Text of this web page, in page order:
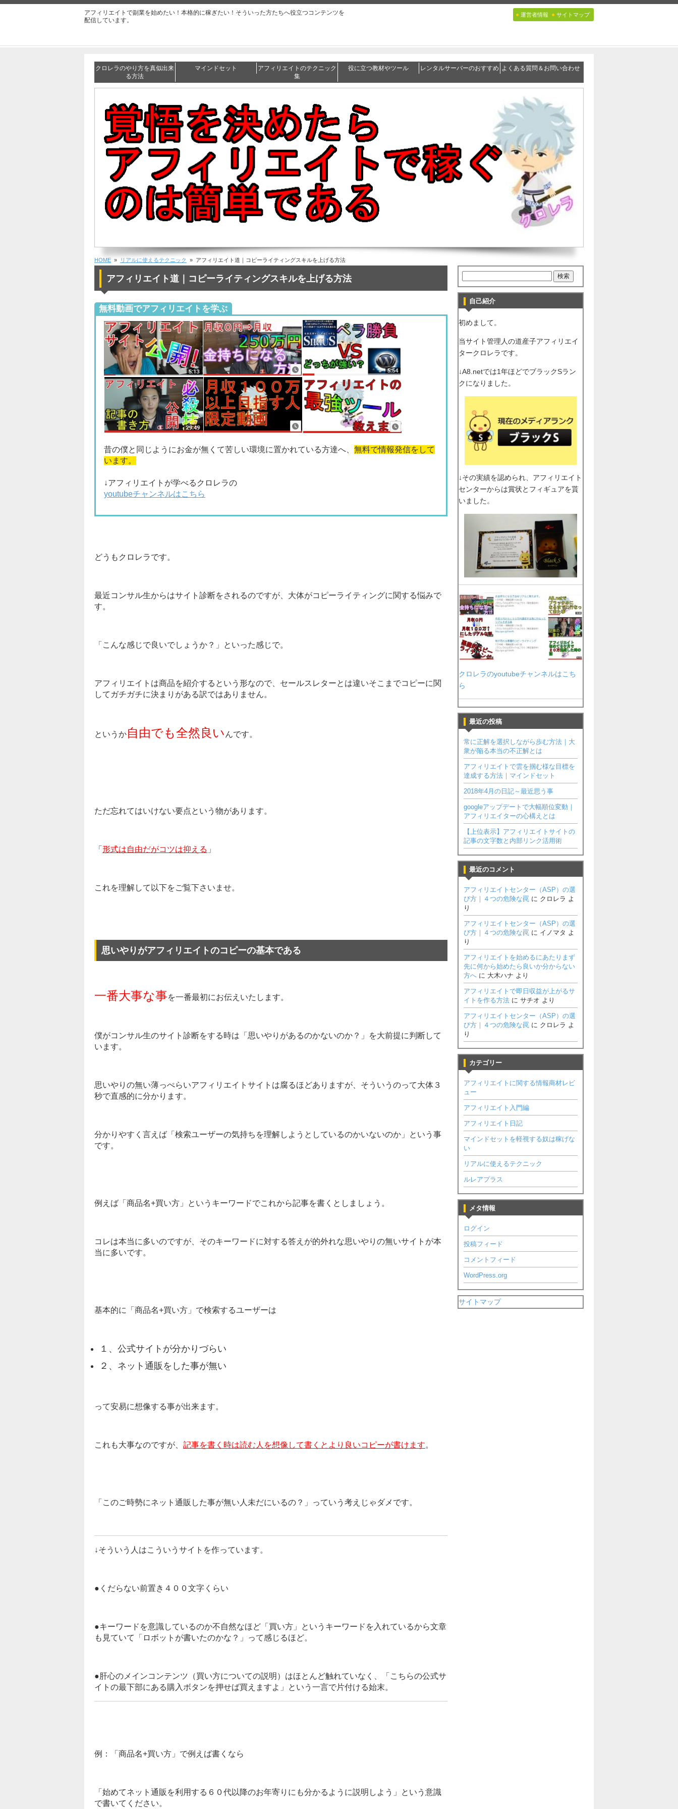
アフィリエイトで副業を始めたい！本格的に稼ぎたい！そういった方たちへ役立つコンテンツを
配信しています。
● 運営者情報 ● サイトマップ
クロレラのやり方を真似出来
る方法
マインドセット
アフィリエイトのテクニック
集
役に立つ教材やツール レンタルサーバーのおすすめ よくある質問＆お問い合わせ
HOME » リアルに使えるテクニック » アフィリエイト道｜コピーライティングスキルを上げる方法
アフィリエイト道｜コピーライティングスキルを上げる方法
無料動画でアフィリエイトを学ぶ
昔の僕と同じようにお金が無くて苦しい環境に置かれている方達へ、 無料で情報発信をして
います。
↓アフィリエイトが学べるクロレラの
youtubeチャンネルはこちら
どうもクロレラです。
最近コンサル生からはサイト診断をされるのですが、大体がコピーライティングに関する悩みで
す。
「こんな感じで良いでしょうか？」といった感じで。
アフィリエイトは商品を紹介するという形なので、セールスレターとは違いそこまでコピーに関
してガチガチに決まりがある訳ではありません。
というか自由でも全然良い んです。
ただ忘れてはいけない要点という物があります。
「 形式は自由だがコツは抑える 」
これを理解して以下をご覧下さいませ。
思いやりがアフィリエイトのコピーの基本である
一番大事な事を一番最初にお伝えいたします。
僕がコンサル生のサイト診断をする時は「思いやりがあるのかないのか？」を大前提に判断して
います。
思いやりの無い薄っぺらいアフィリエイトサイトは腐るほどありますが、そういうのって大体３
秒で直感的に分かります。
分かりやすく言えば「検索ユーザーの気持ちを理解しようとしているのかいないのか」という事
です。
例えば「商品名+買い方」というキーワードでこれから記事を書くとしましょう。
コレは本当に多いのですが、そのキーワードに対する答えが的外れな思いやりの無いサイトが本
当に多いです。
基本的に「商品名+買い方」で検索するユーザーは
１、公式サイトが分かりづらい
２、ネット通販をした事が無い
って安易に想像する事が出来ます。
これも大事なのですが、 記事を書く時は読む人を想像して書くとより良いコピーが書けます。
「このご時勢にネット通販した事が無い人未だにいるの？」っていう考えじゃダメです。
↓そういう人はこういうサイトを作っています。
●くだらない前置き４００文字くらい
●キーワードを意識しているのか不自然なほど「買い方」というキーワードを入れているから文章
も見ていて「ロボットが書いたのかな？」って感じるほど。
●肝心のメインコンテンツ（買い方についての説明）はほとんど触れていなく、「こちらの公式サ
イトの最下部にある購入ボタンを押せば買えますよ」という一言で片付ける始末。
例：「商品名+買い方」で例えば書くなら
「始めてネット通販を利用する６０代以降のお年寄りにも分かるように説明しよう」という意識
で書いてください。
自己紹介
初めまして。
当サイト管理人の道産子アフィリエイ
タークロレラです。
↓A8.netでは1年ほどでブラックSラン
クになりました。
↓その実績を認められ、アフィリエイト
センターからは賞状とフィギュアを貰
いました。
クロレラのyoutubeチャンネルはこち
ら
最近の投稿
常に正解を選択しながら歩む方法｜大
衆が陥る本当の不正解とは
アフィリエイトで雲を掴む様な目標を
達成する方法｜マインドセット
2018年4月の日記～最近思う事
googleアップデートで大幅順位変動｜
アフィリエイターの心構えとは
【上位表示】アフィリエイトサイトの
記事の文字数と内部リンク活用術
最近のコメント
アフィリエイトセンター（ASP）の選
び方｜４つの危険な罠 に クロレラ よ
り
アフィリエイトセンター（ASP）の選
び方｜４つの危険な罠 に イノマタ よ
り
アフィリエイトを始めるにあたりまず
先に何から始めたら良いか分からない
方へ に 大木ハナ より
アフィリエイトで即日収益が上がるサ
イトを作る方法 に サチオ より
アフィリエイトセンター（ASP）の選
び方｜４つの危険な罠 に クロレラ よ
り
カテゴリー
アフィリエイトに関する情報商材レビ
ュー
アフィリエイト入門編
アフィリエイト日記
マインドセットを軽視する奴は稼げな
い
リアルに使えるテクニック
ルレアプラス
メタ情報
ログイン
投稿フィード
コメントフィード
WordPress.org
サイトマップ